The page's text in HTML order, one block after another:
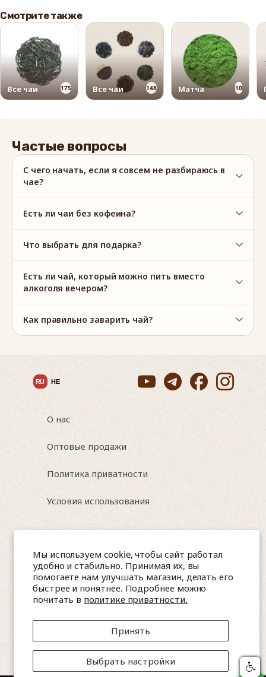
Мы используем cookie, чтобы сайт работал
удобно и стабильно. Принимая их, вы
помогаете нам улучшать магазин, делать его
быстрее и понятнее. Подробнее можно
почитать в политике приватности.
Принять
Выбрать настройки
Смотрите также
Все чаи 175 Все чаи 148 Матча 10
Частые вопросы
С чего начать, если я совсем не разбираюсь в
чае?
Есть ли чаи без кофеина?
Что выбрать для подарка?
Есть ли чай, который можно пить вместо
алкоголя вечером?
Как правильно заварить чай?
О нас
Оптовые продажи
Политика приватности
Условия использования
📞 0544565047, 0584257583 (WhatsApp)
📩 amitea.co.il@gmail.com
RU HE
Способы
оплаты
Amitea